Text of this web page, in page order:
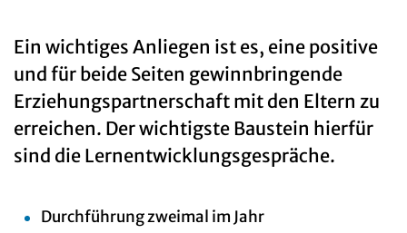
Ein wichtiges Anliegen ist es, eine positive
und für beide Seiten gewinnbringende
Erziehungspartnerschaft mit den Eltern zu
erreichen. Der wichtigste Baustein hierfür
sind die Lernentwicklungsgespräche.
Durchführung zweimal im Jahr